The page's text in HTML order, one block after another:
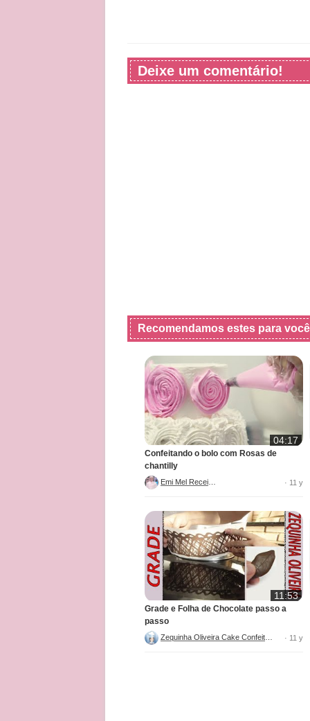
Deixe um comentário!
Recomendamos estes para você
04:17
Confeitando o bolo com Rosas de
chantilly
· 11 y
11:53
Grade e Folha de Chocolate passo a
passo
· 11 y